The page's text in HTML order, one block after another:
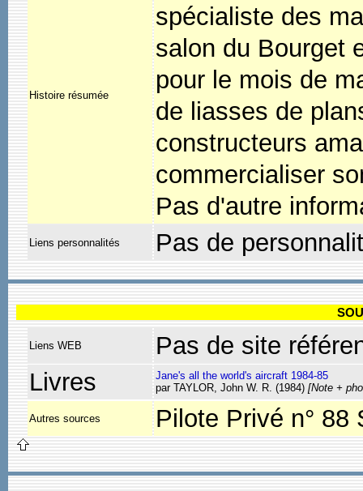
Histoire résumée
spécialiste des
salon du Bourget
pour le mois de
de liasses de
constructeurs
commercialiser
Pas d'autre
Liens personnalités Pas de
Liens WEB
Pas de site
Livres
Jane's all the world's aircraft 1984-85
par TAYLOR, John W. R. (1984) [Note +
Autres sources Pilote Privé n° 88